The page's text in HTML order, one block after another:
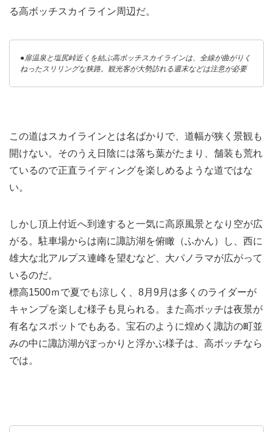
る高ボッチスカイライン周辺だ。
●扉温泉と塩尻峠近くを結ぶ高ボッチスカイラインは、全線が曲がりく
ねったスリリングな狭路。観光客が大勢訪れる週末などは注意が必要
この道はスカイラインとは名ばかりで、道幅が狭く景観も
開けない。そのうえ日陰には落ち葉がたまり、舗装も荒れ
ているので正直ライディングを楽しめるような道ではな
い。
しかし頂上付近へ到達すると一気に高原風景となり空が広
がる。駐車場からは南に諏訪湖を俯瞰（ふかん）し、西に
雄大な北アルプス連峰を望むなど、大パノラマが広がって
いるのだ。
標高1500ｍで夏でも涼しく、8月9月は多くのライダーが
キャンプを楽しむ様子も見られる。また高ボッチは夜景が
有名なスポットでもある。宝石のように煌めく諏訪の町並
みの中に諏訪湖がぽっかりと浮かぶ様子は、高ボッチなら
では。